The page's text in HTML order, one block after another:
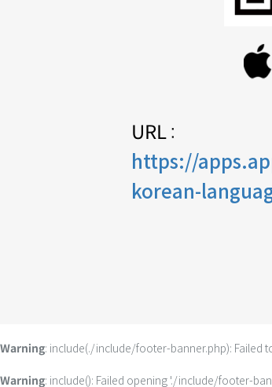
URL :
https://
korean-
Warning: include(./include/footer-banner.php): Failed
Warning: include(): Failed opening './include/footer-